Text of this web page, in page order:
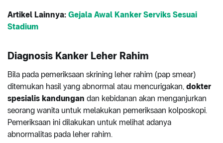
Artikel Lainnya: Gejala Awal Kanker Serviks Sesuai
Stadium
Diagnosis Kanker Leher Rahim
Bila pada pemeriksaan skrining leher rahim (pap smear)
ditemukan hasil yang abnormal atau mencurigakan, dokter
spesialis kandungan dan kebidanan akan menganjurkan
seorang wanita untuk melakukan pemeriksaan kolposkopi.
Pemeriksaan ini dilakukan untuk melihat adanya
abnormalitas pada leher rahim.